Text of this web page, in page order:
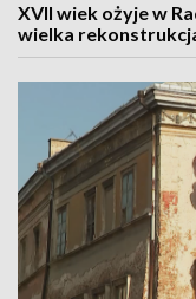
XVII wiek ożyje w
wielka